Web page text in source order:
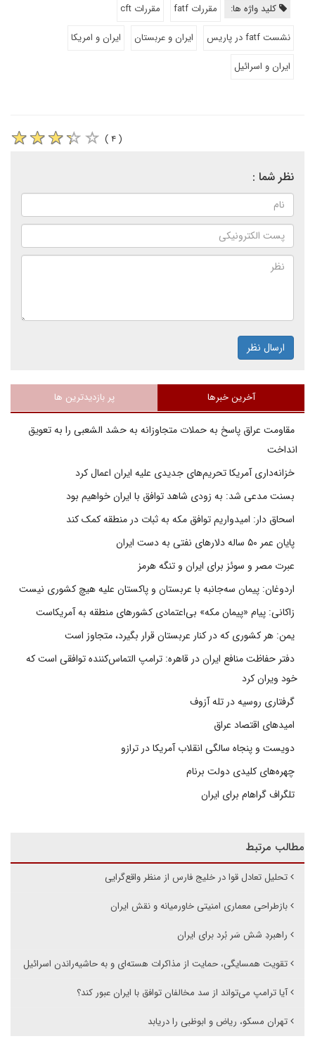
کلید واژه ها: مقررات fatf
مقررات cft
نشست fatf در پاریس
ایران و عربستان
ایران و امریکا
ایران و اسرائیل
( ۴ )
نظر شما :
ارسال نظر
آخرین خبرها پر بازدیدترین ها
مقاومت عراق پاسخ به حملات متجاوزانه به حشد الشعبی را به تعویق
انداخت
خزانه‌داری آمریکا تحریم‌های جدیدی علیه ایران اعمال کرد
بسنت مدعی شد: به زودی شاهد توافق با ایران خواهیم بود
اسحاق دار: امیدواریم توافق مکه به ثبات در منطقه کمک کند
پایان عمر ۵۰ ساله دلارهای نفتی به دست ایران
عبرت مصر و سوئز برای ایران و تنگه هرمز
اردوغان: پیمان سه‌جانبه با عربستان و پاکستان علیه هیچ کشوری نیست
زاکانی: پیام «پیمان مکه» بی‌اعتمادی کشورهای منطقه به آمریکاست
یمن: هر کشوری که در کنار عربستان قرار بگیرد، متجاوز است
دفتر حفاظت منافع ایران در قاهره: ترامپ التماس‌کننده توافقی است که
خود ویران کرد
گرفتاری روسیه در تله آزوف
امیدهای اقتصاد عراق
دویست و پنجاه سالگی انقلاب آمریکا در ترازو
چهره‌های کلیدی دولت برنام
تلگراف گراهام برای ایران
مطالب مرتبط
تحلیل تعادل قوا در خلیج فارس از منظر واقع‌گرایی
بازطراحی معماری امنیتی خاورمیانه و نقش ایران
راهبردِ شش سَر بُرد برای ایران
تقویت همسایگی، حمایت از مذاکرات هسته‌ای و به حاشیه‌راندن اسرائیل
آیا ترامپ می‌تواند از سد مخالفان توافق با ایران عبور کند؟
تهران مسکو، ریاض و ابوظبی را دریابد